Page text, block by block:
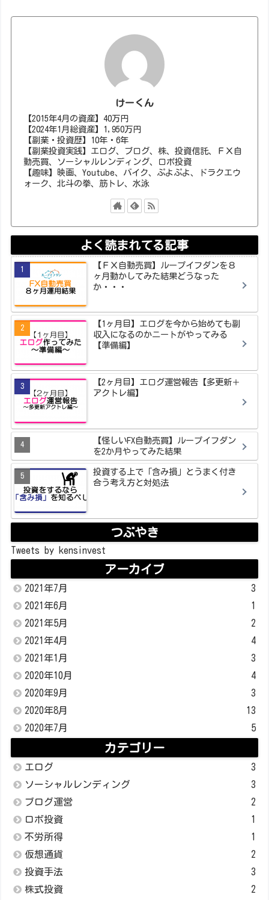
けーくん
【2015年4月の資産】40万円
【2024年1月総資産】1,950万円
【副業・投資歴】10年・6年
【副業投資実践】エログ、ブログ、株、投資信託、ＦＸ自
動売買、ソーシャルレンディング、ロボ投資
【趣味】映画、Youtube、バイク、ぷよぷよ、ドラクエウ
ォーク、北斗の拳、筋トレ、水泳
よく読まれてる記事
【ＦＸ自動売買】ループイフダンを８
ヶ月動かしてみた結果どうなった
か・・・
【1ヶ月目】エログを今から始めても副
収入になるのかニートがやってみる
【準備編】
【2ヶ月目】エログ運営報告【多更新＋
アクトレ編】
【怪しいFX自動売買】ループイフダン
を2か月やってみた結果
投資する上で「含み損」とうまく付き
合う考え方と対処法
つぶやき
Tweets by kensinvest
アーカイブ
2021年7月
3
2021年6月
1
2021年5月
2
2021年4月
4
2021年1月
3
2020年10月
4
2020年9月
3
2020年8月
13
2020年7月
5
カテゴリー
エログ
3
ソーシャルレンディング
3
ブログ運営
2
ロボ投資
1
不労所得
1
仮想通貨
2
投資手法
3
株式投資
2